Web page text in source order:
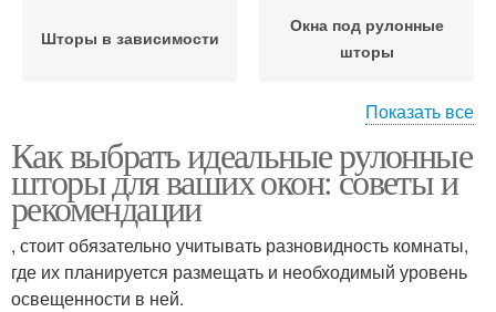
Шторы в зависимости
Окна под рулонные
шторы
Цепочный механизм
шторы
Шариковый механизм Рулонная штора
Показать все
Как выбрать идеальные рулонные
шторы для ваших окон: советы и
рекомендации
, стоит обязательно учитывать разновидность комнаты,
где их планируется размещать и необходимый уровень
освещенности в ней.